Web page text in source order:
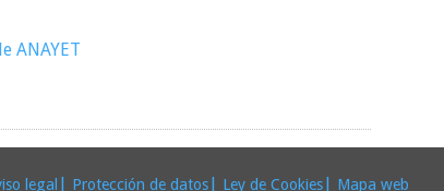
ANAYET
legal | Protección de datos| Ley de Cookies| Mapa web